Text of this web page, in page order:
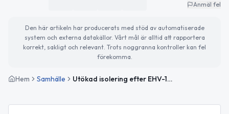
Anmäl fel
Den här artikeln har producerats med stöd av automatiserade
system och externa datakällor. Vårt mål är alltid att rapportera
korrekt, sakligt och relevant. Trots noggranna kontroller kan fel
förekomma.
Hem Samhälle Utökad isolering efter EHV-1-fall i Ängelholm